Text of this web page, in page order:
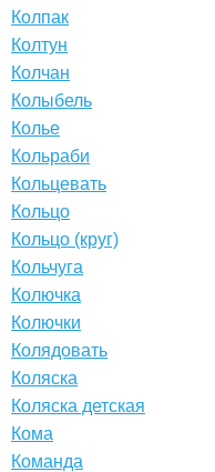
Колпак
Колтун
Колчан
Колыбель
Колье
Кольраби
Кольцевать
Кольцо
Кольцо (круг)
Кольчуга
Колючка
Колючки
Колядовать
Коляска
Коляска детская
Кома
Команда